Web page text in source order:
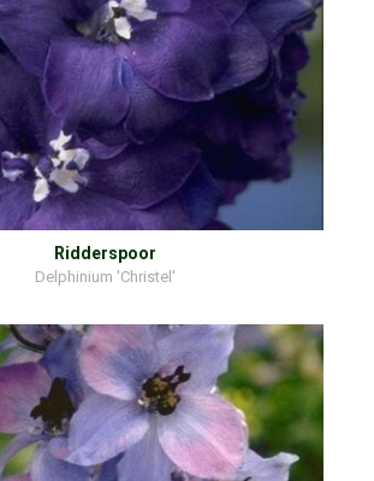
Ridderspoor
Delphinium 'Christel'